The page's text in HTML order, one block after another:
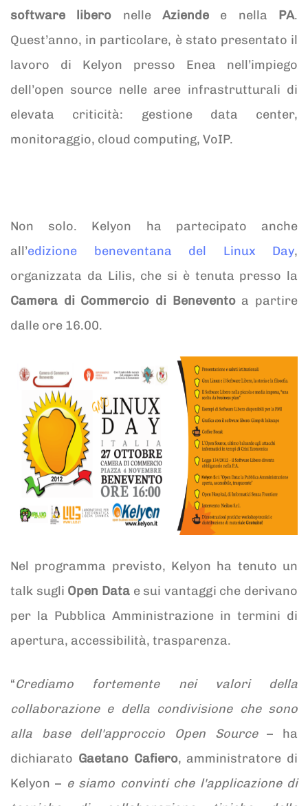
software libero nelleAziende e nella PA.
Quest’anno, in particolare, è stato presentato il
lavoro di Kelyon presso Enea nell’impiego
dell’open source nelle aree infrastrutturali di
elevata criticità: gestione data center,
monitoraggio, cloud computing, VoIP.
Non solo. Kelyon ha partecipato anche
all’edizione beneventana del Linux Day,
organizzata da Lilis, che si è tenuta presso la
Camera di Commercio di Beneventoa partire
dalle ore 16.00.
Nel programma previsto, Kelyon ha tenuto un
talk sugli Open Datae sui vantaggi che derivano
per la Pubblica Amministrazione in termini di
apertura, accessibilità, trasparenza.
“Crediamo fortemente nei valori della
collaborazione e della condivisione che sono
alla base dell'approccio Open Source– ha
dichiarato Gaetano Cafiero, amministratore di
Kelyon – e siamo convinti che l'applicazione di